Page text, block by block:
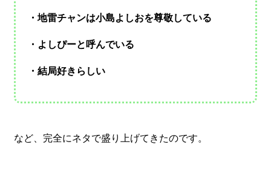
・地雷チャンは小島よしおを尊敬している
・よしぴーと呼んでいる
・結局好きらしい
など、完全にネタで盛り上げてきたのです。